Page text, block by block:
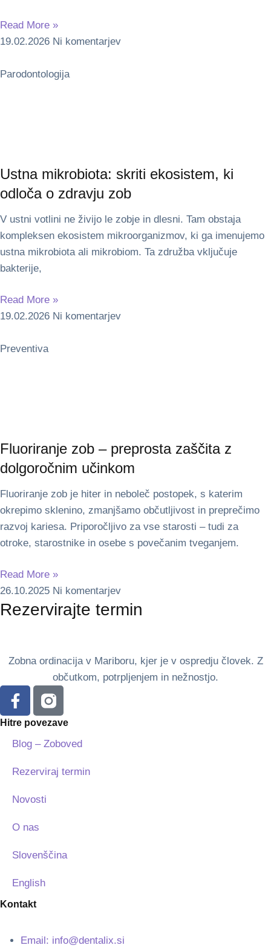
Read More »
19.02.2026 Ni komentarjev
Parodontologija
Ustna mikrobiota: skriti ekosistem, ki
odloča o zdravju zob
V ustni votlini ne živijo le zobje in dlesni. Tam obstaja
kompleksen ekosistem mikroorganizmov, ki ga imenujemo
ustna mikrobiota ali mikrobiom. Ta združba vključuje
bakterije,
Read More »
19.02.2026 Ni komentarjev
Preventiva
Fluoriranje zob – preprosta zaščita z
dolgoročnim učinkom
Fluoriranje zob je hiter in neboleč postopek, s katerim
okrepimo sklenino, zmanjšamo občutljivost in preprečimo
razvoj kariesa. Priporočljivo za vse starosti – tudi za
otroke, starostnike in osebe s povečanim tveganjem.
Read More »
26.10.2025 Ni komentarjev
Rezervirajte termin
Zobna ordinacija v Mariboru, kjer je v ospredju človek. Z
občutkom, potrpljenjem in nežnostjo.
Hitre povezave
Blog – Zoboved
Rezerviraj termin
Novosti
O nas
Slovenščina
English
Kontakt
Email: info@dentalix.si